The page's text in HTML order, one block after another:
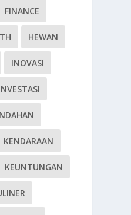
FINANCE
HEWAN
INOVASI
KENDARAAN
KEUNTUNGAN